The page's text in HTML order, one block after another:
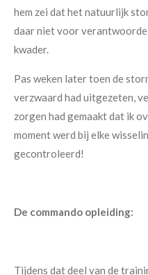
hem zei dat het natuurlijk
daar niet voor
kwader.
Pas weken later toen de
verzwaard had uitgezeten,
zorgen had gemaakt dat ik
moment werd bij elke
gecontroleerd!
De commando opleiding:
Tijdens dat deel van de